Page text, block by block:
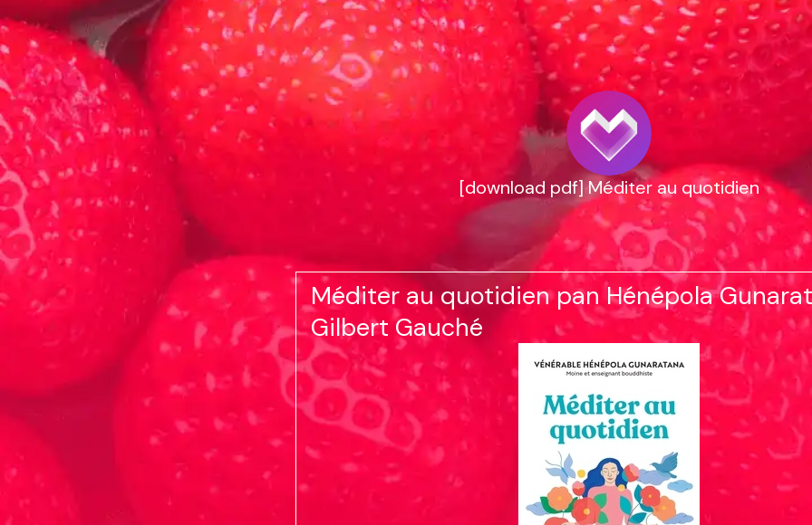
[download pdf] Méditer au quotidien
Méditer au quotidien pan Hénépola
Gilbert Gauché